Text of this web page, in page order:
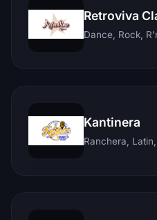
Retroviva
Kantinera
Ranchera,